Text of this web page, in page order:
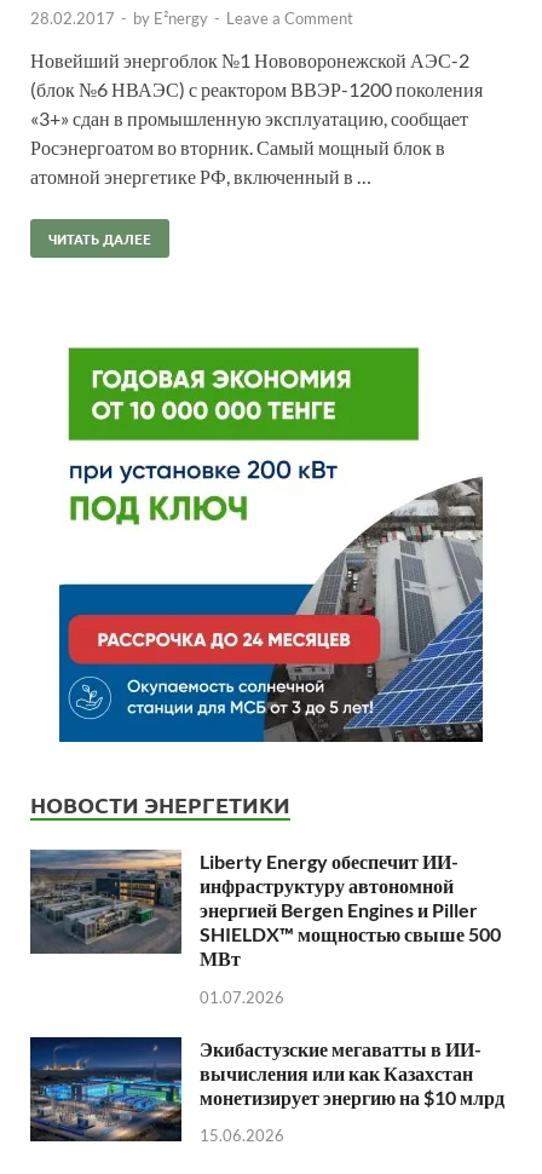
28.02.2017 - by E²nergy - Leave a Comment
Новейший энергоблок №1 Нововоронежской АЭС-2
(блок №6 НВАЭС) с реактором ВВЭР-1200 поколения
«3+» сдан в промышленную эксплуатацию, сообщает
Росэнергоатом во вторник. Самый мощный блок в
атомной энергетике РФ, включенный в …
ЧИТАТЬ ДАЛЕЕ
НОВОСТИ ЭНЕРГЕТИКИ
Liberty Energy обеспечит ИИ-
инфраструктуру автономной
энергией Bergen Engines и Piller
SHIELDX™ мощностью свыше 500
МВт
01.07.2026
Экибастузские мегаватты в ИИ-
вычисления или как Казахстан
монетизирует энергию на $10 млрд
15.06.2026